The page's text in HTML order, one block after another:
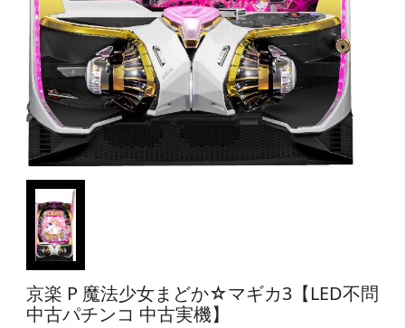
京楽 P 魔法少女まどか☆マギカ3【LED不問
中古パチンコ 中古実機】